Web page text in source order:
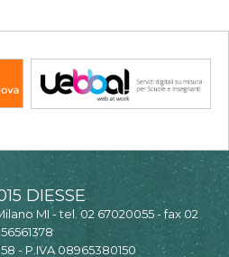
DIESSE
MI - tel. 02 67020055 - fax 02
56561378
- P.IVA 08965380150